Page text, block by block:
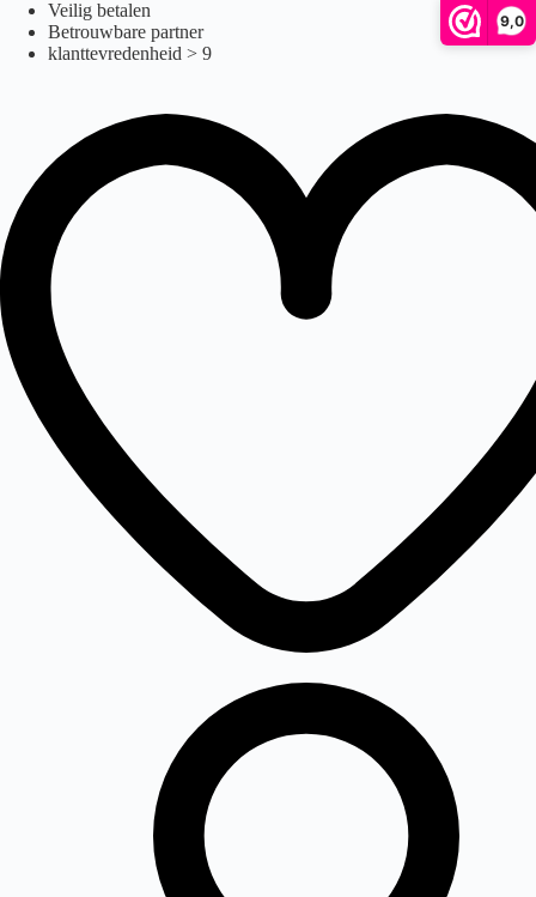
9,0
lichtgewicht
naar
Veilig betalen
Betrouwbare partner
klanttevredenheid > 9